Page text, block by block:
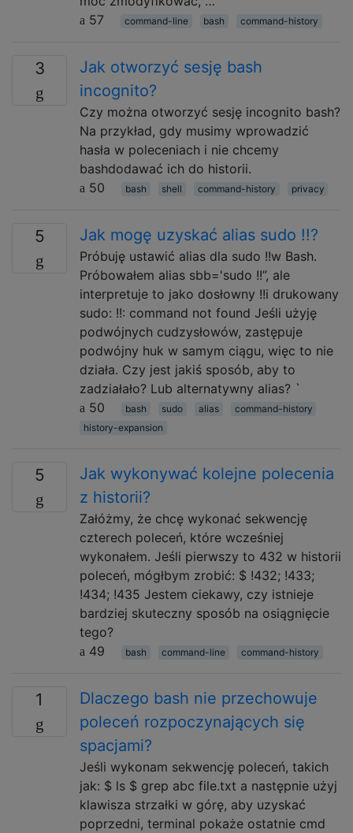
57
command-line bash command-history
3
Jak otworzyć sesję bash
incognito?
Czy można otworzyć sesję incognito bash?
Na przykład, gdy musimy wprowadzić
hasła w poleceniach i nie chcemy
bashdodawać ich do historii.
50
bash shell command-history privacy
5 Jak mogę uzyskać alias sudo !!?
Próbuję ustawić alias dla sudo !!w Bash.
Próbowałem alias sbb='sudo !!”, ale
interpretuje to jako dosłowny !!i drukowany
sudo: !!: command not found Jeśli użyję
podwójnych cudzysłowów, zastępuje
podwójny huk w samym ciągu, więc to nie
działa. Czy jest jakiś sposób, aby to
zadziałało? Lub alternatywny alias? `
50
bash sudo alias
command-history
history-expansion
5
Jak wykonywać kolejne polecenia
z historii?
Załóżmy, że chcę wykonać sekwencję
czterech poleceń, które wcześniej
wykonałem. Jeśli pierwszy to 432 w historii
poleceń, mógłbym zrobić: $ !432; !433;
!434; !435 Jestem ciekawy, czy istnieje
bardziej skuteczny sposób na osiągnięcie
tego?
49
bash command-line command-history
1
Dlaczego bash nie przechowuje
poleceń rozpoczynających się
spacjami?
Jeśli wykonam sekwencję poleceń, takich
jak: $ ls $ grep abc file.txt a następnie użyj
klawisza strzałki w górę, aby uzyskać
poprzedni, terminal pokaże ostatnie cmd